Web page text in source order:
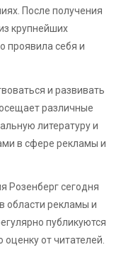
После получения
крупнейших
проявила себя и
и развивать
различные
литературу и
в сфере рекламы и
Розенберг сегодня
области рекламы и
публикуются
от читателей.